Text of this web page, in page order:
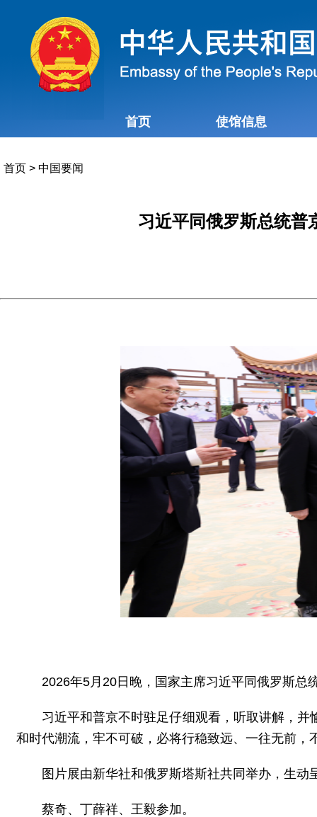
首页 使馆信息
首页 > 中国要闻
习近平同俄罗斯总统普
2026年5月20日晚，国家主席习近平同俄罗斯
习近平和普京不时驻足仔细观看，听取讲解，
和时代潮流，牢不可破，必将行稳致远、一往无前，
图片展由新华社和俄罗斯塔斯社共同举办，生
蔡奇、丁薛祥、王毅参加。